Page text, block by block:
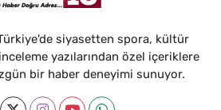
siyasetten spora, kültür
yazılarından özel içeriklere
bir haber deneyimi sunuyor.